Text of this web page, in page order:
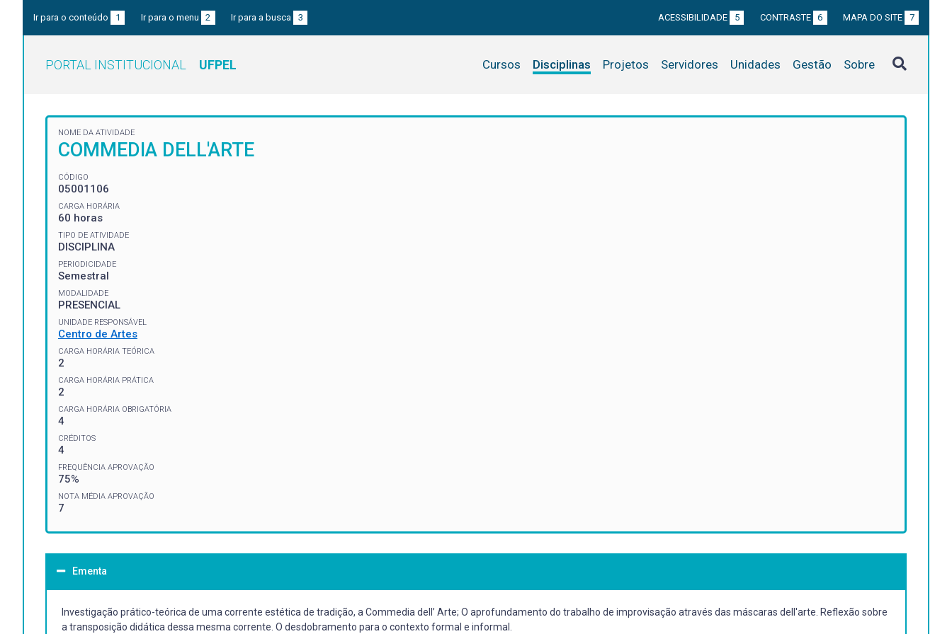
Ir para o conteúdo 1 Ir para o menu 2 Ir para a busca 3 ACESSIBILIDADE 5 CONTRASTE 6 MAPA DO SITE 7
PORTAL INSTITUCIONAL UFPEL Cursos Disciplinas Projetos Servidores Unidades Gestão Sobre
NOME DA ATIVIDADE
COMMEDIA DELL'ARTE
CÓDIGO
05001106
CARGA HORÁRIA
60 horas
TIPO DE ATIVIDADE
DISCIPLINA
PERIODICIDADE
Semestral
MODALIDADE
PRESENCIAL
UNIDADE RESPONSÁVEL
Centro de Artes
CARGA HORÁRIA TEÓRICA
2
CARGA HORÁRIA PRÁTICA
2
CARGA HORÁRIA OBRIGATÓRIA
4
CRÉDITOS
4
FREQUÊNCIA APROVAÇÃO
75%
NOTA MÉDIA APROVAÇÃO
7
Ementa
Investigação prático-teórica de uma corrente estética de tradição, a Commedia dell’ Arte; O aprofundamento do trabalho de improvisação através das máscaras dell'arte. Reflexão sobre
a transposição didática dessa mesma corrente. O desdobramento para o contexto formal e informal.